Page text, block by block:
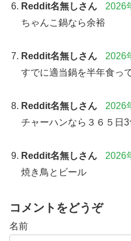
Reddit名無しさん
2026
ちゃんこ鍋なら余裕
Reddit名無しさん
2026
すでに適当鍋を半年食っ
Reddit名無しさん
2026
チャーハンなら３６５日
Reddit名無しさん
2026
焼き鳥とビール
コメントをどうぞ
名前